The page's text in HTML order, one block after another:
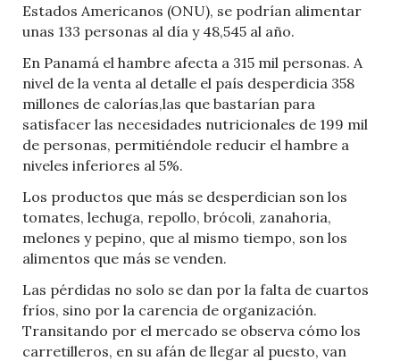
Estados Americanos (ONU), se podrían alimentar
unas 133 personas al día y 48,545 al año.
En Panamá el hambre afecta a 315 mil personas. A
nivel de la venta al detalle el país desperdicia 358
millones de calorías,las que bastarían para
satisfacer las necesidades nutricionales de 199 mil
de personas, permitiéndole reducir el hambre a
niveles inferiores al 5%.
Los productos que más se desperdician son los
tomates, lechuga, repollo, brócoli, zanahoria,
melones y pepino, que al mismo tiempo, son los
alimentos que más se venden.
Las pérdidas no solo se dan por la falta de cuartos
fríos, sino por la carencia de organización.
Transitando por el mercado se observa cómo los
carretilleros, en su afán de llegar al puesto, van